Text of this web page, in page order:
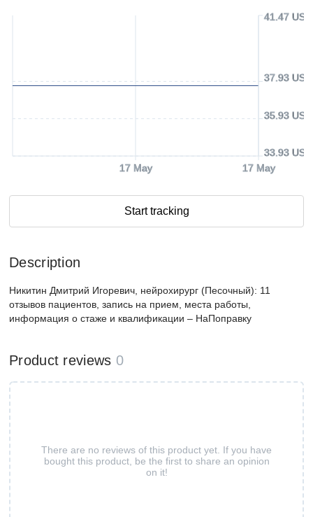
17 May 17 May
33.93 USD
35.93 USD
37.93 USD
41.47 USD
Start tracking
Description
Никитин Дмитрий Игоревич, нейрохирург (Песочный): 11
отзывов пациентов, запись на прием, места работы,
информация о стаже и квалификации – НаПоправку
Product reviews 0
There are no reviews of this product yet. If you have
bought this product, be the first to share an opinion
on it!